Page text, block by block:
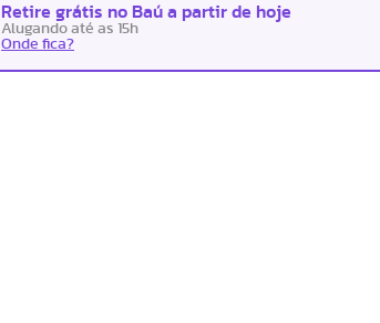
Retire grátis no Baú a partir de hoje
Alugando até as 15h
Onde fica?